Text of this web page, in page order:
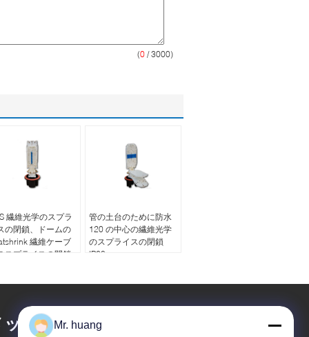
(0 / 3000)
繊維光学のスプラ
の閉鎖、ドームの
繊維ケーブ
スプライスの閉鎖
管の土台のために防水
120 の中心の繊維光学
のスプライスの閉鎖
IP68
ッセージMr. huang